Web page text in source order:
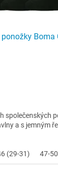
ponožky Boma
společenských
a s jemným
(29-31) 47-